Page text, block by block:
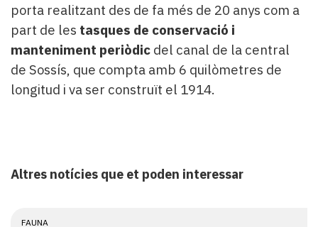
porta realitzant des de fa més de 20 anys com a
part de les tasques de conservació i
manteniment periòdic del canal de la central
de Sossís, que compta amb 6 quilòmetres de
longitud i va ser construït el 1914.
Altres notícies que et poden interessar
FAUNA